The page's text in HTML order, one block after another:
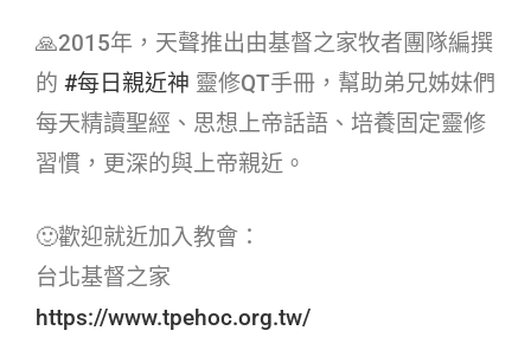
🙏2015年，天聲推出由基督之家牧者團隊編撰
的 #每日親近神​ 靈修QT手冊，幫助弟兄姊妹們
每天精讀聖經、思想上帝話語、培養固定靈修
習慣，更深的與上帝親近。
🙂歡迎就近加入教會：
台北基督之家
https://www.tpehoc.org.tw/